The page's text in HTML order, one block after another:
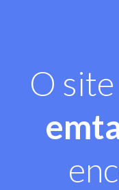
O site